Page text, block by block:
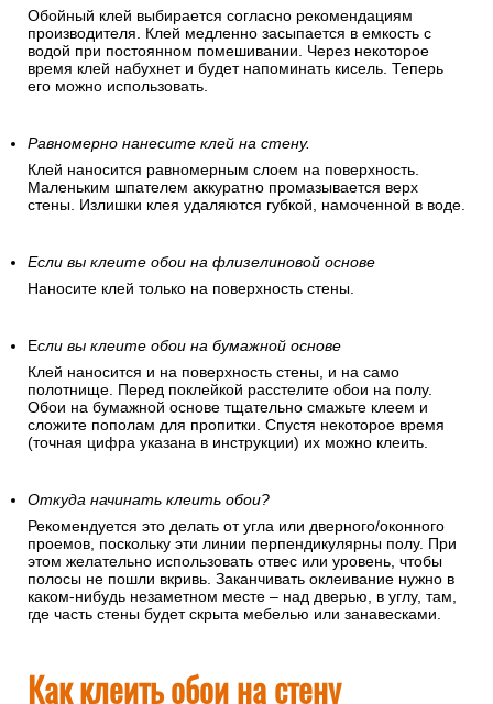
Обойный клей выбирается согласно рекомендациям
производителя. Клей медленно засыпается в емкость с
водой при постоянном помешивании. Через некоторое
время клей набухнет и будет напоминать кисель. Теперь
его можно использовать.
Равномерно нанесите клей на стену.
Клей наносится равномерным слоем на поверхность.
Маленьким шпателем аккуратно промазывается верх
стены. Излишки клея удаляются губкой, намоченной в воде.
Если вы клеите обои на флизелиновой основе
Наносите клей только на поверхность стены.
Если вы клеите обои на бумажной основе
Клей наносится и на поверхность стены, и на само
полотнище. Перед поклейкой расстелите обои на полу.
Обои на бумажной основе тщательно смажьте клеем и
сложите пополам для пропитки. Спустя некоторое время
(точная цифра указана в инструкции) их можно клеить.
Откуда начинать клеить обои?
Рекомендуется это делать от угла или дверного/оконного
проемов, поскольку эти линии перпендикулярны полу. При
этом желательно использовать отвес или уровень, чтобы
полосы не пошли вкривь. Заканчивать оклеивание нужно в
каком-нибудь незаметном месте – над дверью, в углу, там,
где часть стены будет скрыта мебелью или занавесками.
Как клеить обои на стену